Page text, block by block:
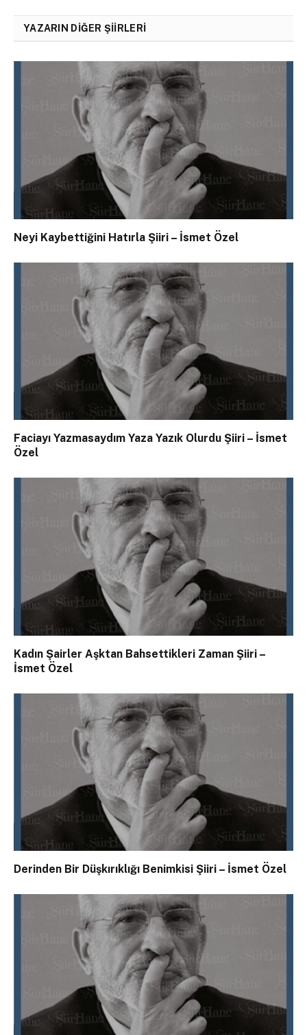
YAZARIN DIĞER ŞIIRLERI
Neyi Kaybettiğini Hatırla Şiiri – İsmet Özel
Faciayı Yazmasaydım Yaza Yazık Olurdu Şiiri – İsmet
Özel
Kadın Şairler Aşktan Bahsettikleri Zaman Şiiri –
İsmet Özel
Derinden Bir Düşkırıklığı Benimkisi Şiiri – İsmet Özel